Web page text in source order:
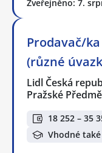
Zveřejněno: 7.
Prodavač/
(různé
Lidl Česká
Pražské
18 252 – 35
Vhodné